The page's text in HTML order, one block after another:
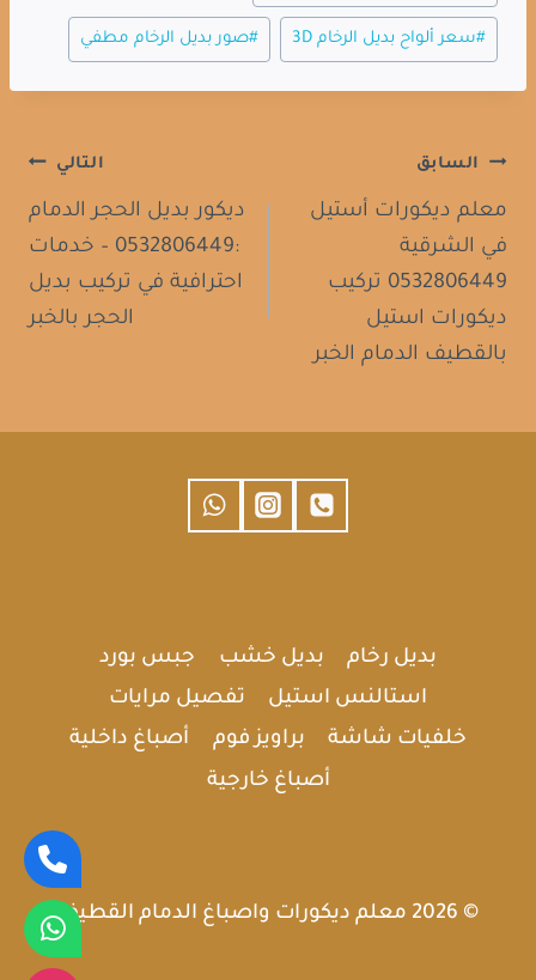
#سعر ألواح بديل الرخام 3D #صور بديل الرخام مطفي
تصفّح
المقالات
السابق
معلم ديكورات أستيل
في الشرقية
0532806449 تركيب
ديكورات استيل
بالقطيف الدمام الخبر
التالي
ديكور بديل الحجر الدمام
:0532806449 – خدمات
احترافية في تركيب بديل
الحجر بالخبر
بديل رخام بديل خشب
جبس بورد
استالنس استيل
تفصيل مرايات
خلفيات شاشة
براويز فوم
أصباغ داخلية
أصباغ خارجية
© 2026 معلم ديكورات واصباغ الدمام القطيف